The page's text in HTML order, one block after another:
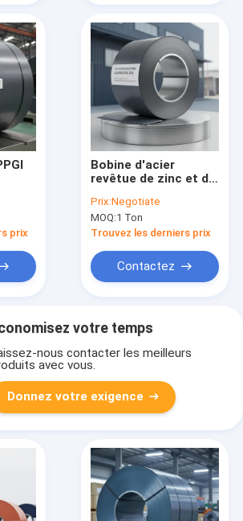
prix
Bobine d'acier
revêtue de zinc et de
Z275GSM avec une
tolérance
d'épaisseur de +0
couleurs RAL ou
options
Prix:Negotiate
MOQ:1 Ton
Trouvez les derniers prix
Contactez
votre temps
nous contacter les meilleurs
avec vous.
Donnez votre exigence